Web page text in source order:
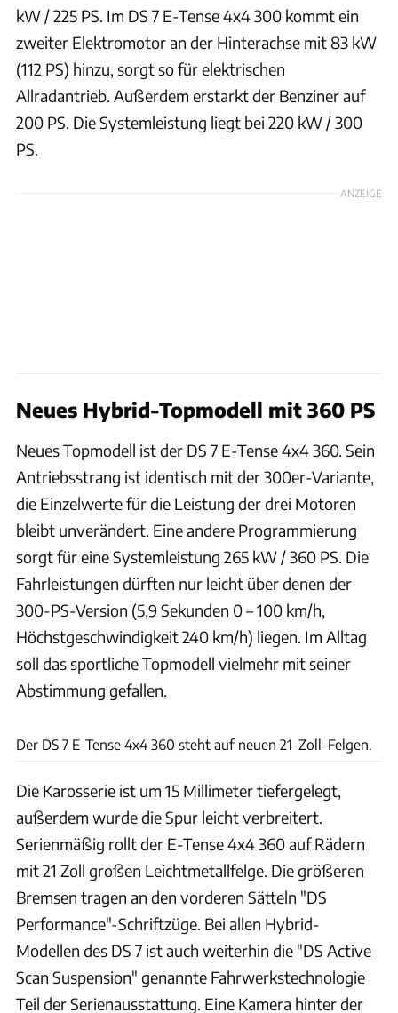
kW / 225 PS. Im DS 7 E-Tense 4x4 300 kommt ein
zweiter Elektromotor an der Hinterachse mit 83 kW
(112 PS) hinzu, sorgt so für elektrischen
Allradantrieb. Außerdem erstarkt der Benziner auf
200 PS. Die Systemleistung liegt bei 220 kW / 300
PS.
ANZEIGE
Neues Hybrid-Topmodell mit 360 PS
Neues Topmodell ist der DS 7 E-Tense 4x4 360. Sein
Antriebsstrang ist identisch mit der 300er-Variante,
die Einzelwerte für die Leistung der drei Motoren
bleibt unverändert. Eine andere Programmierung
sorgt für eine Systemleistung 265 kW / 360 PS. Die
Fahrleistungen dürften nur leicht über denen der
300-PS-Version (5,9 Sekunden 0 – 100 km/h,
Höchstgeschwindigkeit 240 km/h) liegen. Im Alltag
soll das sportliche Topmodell vielmehr mit seiner
Abstimmung gefallen.
Der DS 7 E-Tense 4x4 360 steht auf neuen 21-Zoll-Felgen.
Die Karosserie ist um 15 Millimeter tiefergelegt,
außerdem wurde die Spur leicht verbreitert.
Serienmäßig rollt der E-Tense 4x4 360 auf Rädern
mit 21 Zoll großen Leichtmetallfelge. Die größeren
Bremsen tragen an den vorderen Sätteln "DS
Performance"-Schriftzüge. Bei allen Hybrid-
Modellen des DS 7 ist auch weiterhin die "DS Active
Scan Suspension" genannte Fahrwerkstechnologie
Teil der Serienausstattung. Eine Kamera hinter der